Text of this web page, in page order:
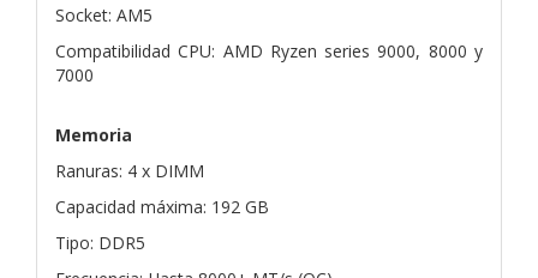
Socket: AM5
Compatibilidad CPU: AMD Ryzen series 9000, 8000 y
7000
Memoria
Ranuras: 4 x DIMM
Capacidad máxima: 192 GB
Tipo: DDR5